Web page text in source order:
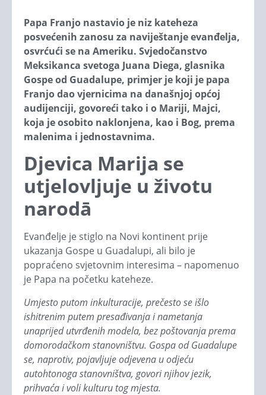
Papa Franjo nastavio je niz kateheza
posvećenih zanosu za naviještanje evanđelja,
osvrćući se na Ameriku. Svjedočanstvo
Meksikanca svetoga Juana Diega, glasnika
Gospe od Guadalupe, primjer je koji je papa
Franjo dao vjernicima na današnjoj općoj
audijenciji, govoreći tako i o Mariji, Majci,
koja je osobito naklonjena, kao i Bog, prema
malenima i jednostavnima.
Djevica Marija se
utjelovljuje u životu
narodā
Evanđelje je stiglo na Novi kontinent prije
ukazanja Gospe u Guadalupi, ali bilo je
popraćeno svjetovnim interesima – napomenuo
je Papa na početku kateheze.
Umjesto putom inkulturacije, prečesto se išlo
ishitrenim putem presađivanja i nametanja
unaprijed utvrđenih modela, bez poštovanja prema
domorodačkom stanovništvu. Gospa od Guadalupe
se, naprotiv, pojavljuje odjevena u odjeću
autohtonoga stanovništva, govori njihov jezik,
prihvaća i voli kulturu tog mjesta.